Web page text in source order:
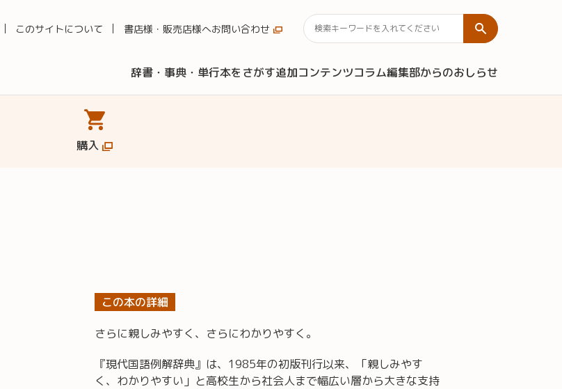
このサイトについて 書店様・販売店様へお問い合わせ
辞書・事典・単行本をさがす追加コンテンツコラム編集部からのおしらせ
購入
この本の詳細
さらに親しみやすく、さらにわかりやすく。
『現代国語例解辞典』は、1985年の初版刊行以来、「親しみやす
く、わかりやすい」と高校生から社会人まで幅広い層から大きな支持